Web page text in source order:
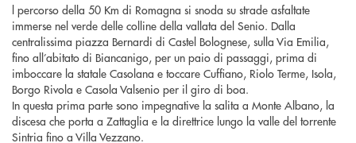
l percorso della 50 Km di Romagna si snoda su strade asfaltate
immerse nel verde delle colline della vallata del Senio. Dalla
centralissima piazza Bernardi di Castel Bolognese, sulla Via Emilia,
fino all’abitato di Biancanigo, per un paio di passaggi, prima di
imboccare la statale Casolana e toccare Cuffiano, Riolo Terme, Isola,
Borgo Rivola e Casola Valsenio per il giro di boa.
In questa prima parte sono impegnative la salita a Monte Albano, la
discesa che porta a Zattaglia e la direttrice lungo la valle del torrente
Sintria fino a Villa Vezzano.